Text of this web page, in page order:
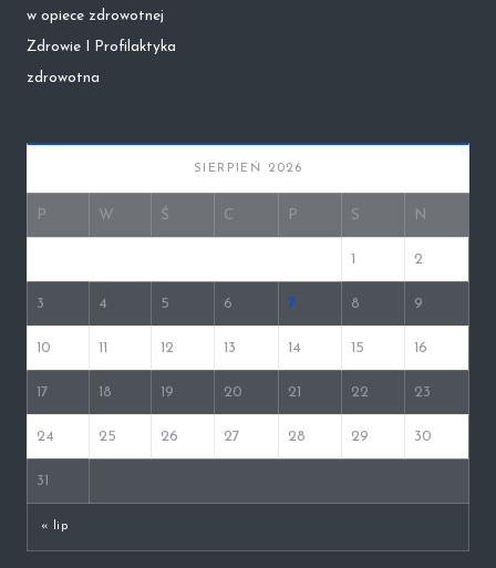
w opiece zdrowotnej
Zdrowie I Profilaktyka
zdrowotna
SIERPIEŃ 2026
P W Ś C P S N
1 2
3 4 5 6 7 8 9
10 11 12 13 14 15 16
17 18 19 20 21 22 23
24 25 26 27 28 29 30
31
« lip